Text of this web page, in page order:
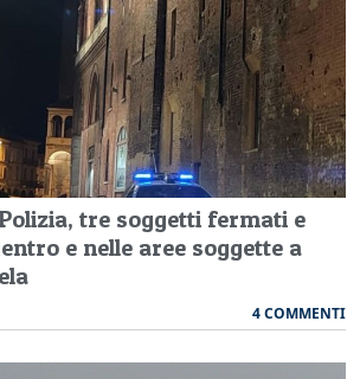
tre soggetti fermati e
e nelle aree soggette a
4 COMMENTI